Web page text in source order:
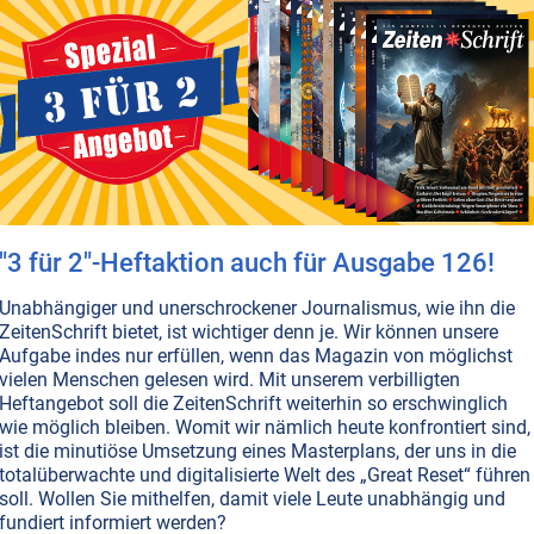
dies meist auf Basis von dem, was in der Zeitung, im
Radio oder den sozialen Medien berichtet wird. Der
dessen Reise in ein umkämpftes Gebiet wir hier
wollte mit eigenen Augen sehen.Weiterlesen...
NR. 115, S.2 GESELLSCHAFT ALLGEMEIN BEWUSSTSEIN
ZeitenSchrift
auf eine lange Erfolgsgeschichte zurückblicken – und
und Unterstützung wird sie weitergehen. Wir
auf das, was die Zukunft für uns bereithält und machen
weiter.Weiterlesen...
NR. 99, S.9 GESELLSCHAFT ALLGEMEIN
MASSENMEDIEN • MANIPULATION
VERSCHWÖRUNGSTHEORIEN
Dein Feind und Blockierer
"3 für 2"-Heftaktion auch für Ausgabe 126!
Unabhängiger und unerschrockener Journalismus, wie ihn die
ZeitenSchrift bietet, ist wichtiger denn je. Wir können unsere
Aufgabe indes nur erfüllen, wenn das Magazin von möglichst
vielen Menschen gelesen wird. Mit unserem verbilligten
Heftangebot soll die ZeitenSchrift weiterhin so erschwinglich
wie möglich bleiben. Womit wir nämlich heute konfrontiert sind,
ist die minutiöse Umsetzung eines Masterplans, der uns in die
totalüberwachte und digitalisierte Welt des „Great Reset“ führen
soll. Wollen Sie mithelfen, damit viele Leute unabhängig und
fundiert informiert werden?